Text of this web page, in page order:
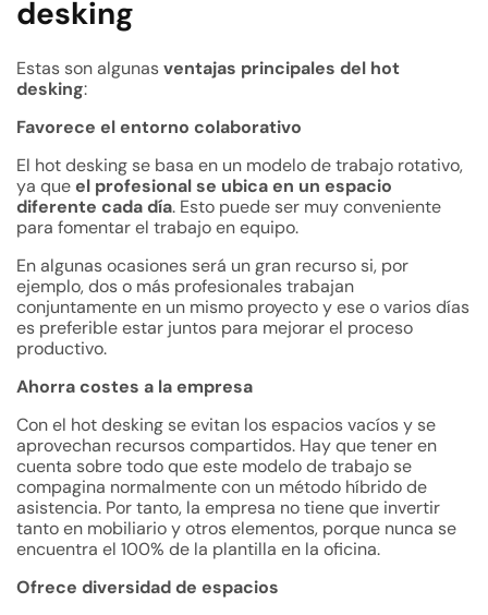
desking
Estas son algunasventajas principales del hot
desking:
Favorece el entorno colaborativo
El hot desking se basa en un modelo de trabajo rotativo,
ya queel profesional se ubica en un espacio
diferente cada día. Esto puede ser muy conveniente
para fomentar el trabajo en equipo.
En algunas ocasiones será un gran recurso si, por
ejemplo, dos o más profesionales trabajan
conjuntamente en un mismo proyecto y ese o varios días
es preferible estar juntos para mejorar el proceso
productivo.
Ahorra costes a la empresa
Con el hot desking se evitan los espacios vacíos y se
aprovechan recursos compartidos. Hay que tener en
cuenta sobre todo que este modelo de trabajo se
compagina normalmente con un método híbrido de
asistencia. Por tanto, la empresa no tiene que invertir
tanto en mobiliario y otros elementos, porque nunca se
encuentra el 100% de la plantilla en la oficina.
Ofrece diversidad de espacios